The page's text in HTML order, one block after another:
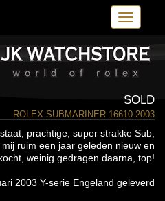
Toggle
SOLD
ROLEX SUBMARINER 16610 2003
prachtige, super strakke Sub,
ruim een jaar geleden nieuw en
weinig gedragen daarna, top!
2003 Y-serie Engeland geleverd